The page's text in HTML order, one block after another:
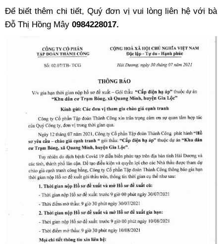
Để biết thêm chi tiết, Quý đơn vị vui lòng liên hệ với bà
Đỗ Thị Hồng Mây 0984228017.